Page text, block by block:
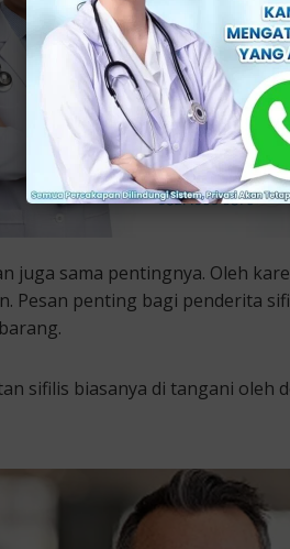
juga sama pentingnya. Oleh
Pesan penting bagi penderita
sifilis biasanya di tangani oleh